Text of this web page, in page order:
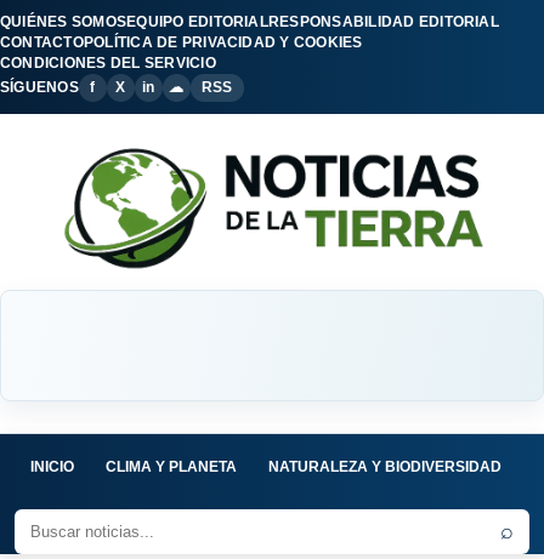
QUIÉNES SOMOSEQUIPO EDITORIALRESPONSABILIDAD EDITORIAL
CONTACTOPOLÍTICA DE PRIVACIDAD Y COOKIES
CONDICIONES DEL SERVICIO
SÍGUENOS
f X in ☁ RSS
INICIO CLIMA Y PLANETA NATURALEZA Y BIODIVERSIDAD
⌕